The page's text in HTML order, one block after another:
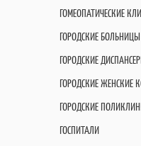
ГОМЕОПАТИЧЕСКИЕ
ГОРОДСКИЕ БОЛЬНИЦЫ
ГОРОДСКИЕ
ГОРОДСКИЕ ЖЕНСКИЕ
ГОРОДСКИЕ
ГОСПИТАЛИ